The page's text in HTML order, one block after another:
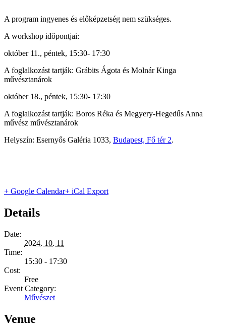
A program ingyenes és előképzetség nem szükséges.
A workshop időpontjai:
október 11., péntek, 15:30- 17:30
A foglalkozást tartják: Grábits Ágota és Molnár Kinga
művésztanárok
október 18., péntek, 15:30- 17:30
A foglalkozást tartják: Boros Réka és Megyery-Hegedűs Anna
művész művésztanárok
Helyszín: Esernyős Galéria 1033, Budapest, Fő tér 2.
+ Google Calendar+ iCal Export
Details
Date:
2024. 10. 11
Time:
15:30 - 17:30
Cost:
Free
Event Category:
Művészet
Venue